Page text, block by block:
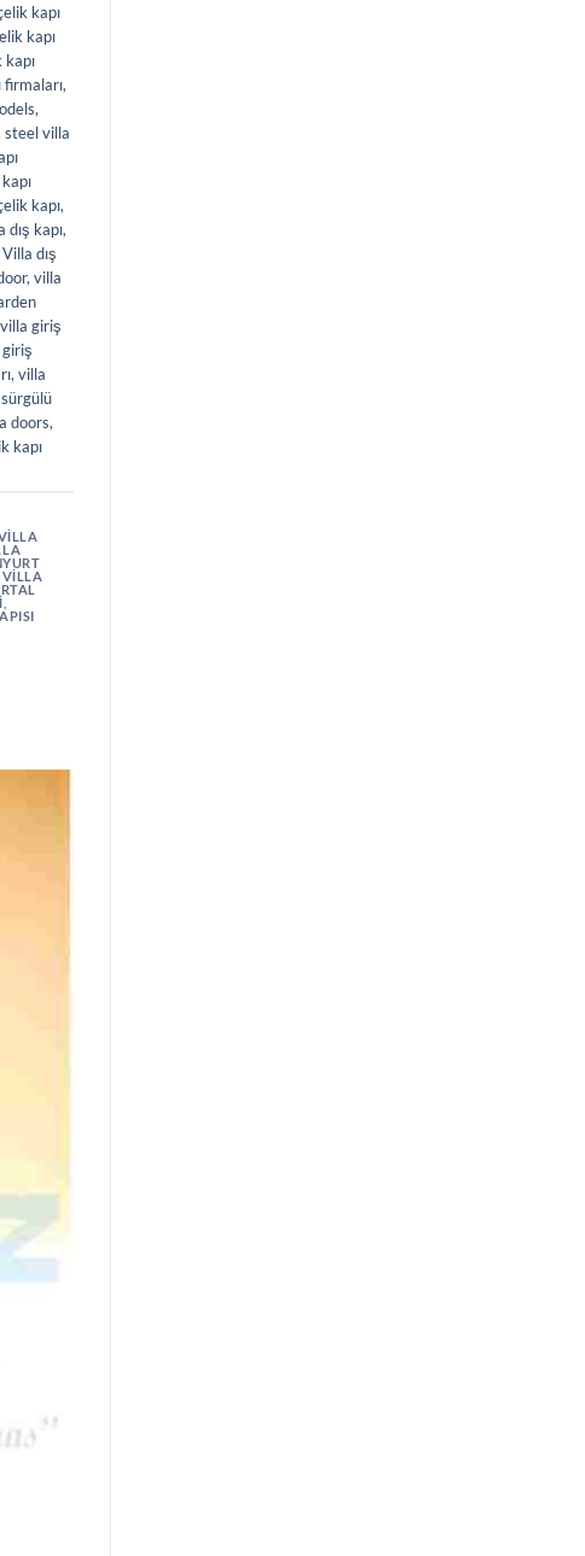
kapı
kapı
firmaları,
,
steel villa
kapı,
dış kapı,
Villa dış
, villa
villa giriş
giriş
, villa
doors,
kapı
VILLA